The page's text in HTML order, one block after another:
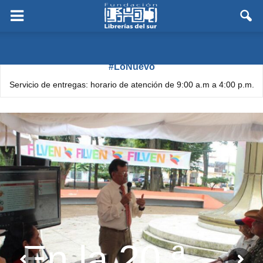
#LoNuevo
Servicio de entregas: horario de atención de 9:00 a.m a 4:00 p.m.